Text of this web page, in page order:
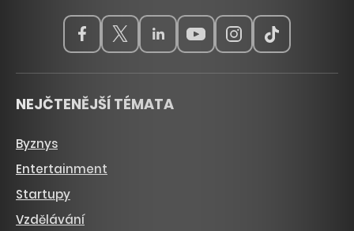
NEJČTENĚJŠÍ TÉMATA
Byznys
Entertainment
Startupy
Vzdělávání